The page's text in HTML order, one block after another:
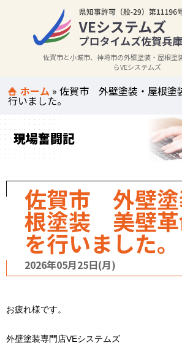
佐賀市と小城市、神埼市の外壁塗装・屋根塗
らVEシステムズ
ホーム »佐賀市 外壁塗装・屋根
行いました。
現場奮闘記
佐賀市 外壁塗
根塗装 美壁革
を行いました。
2026年05月25日(月)
お疲れ様です。
外壁塗装専門店VEシステムズ